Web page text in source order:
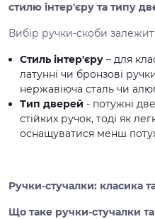
стилю інтер'єру та типу
Вибір ручки-скоби
Стиль інтер'єру – для
латунні чи бронзові
нержавіюча сталь чи
Тип дверей - потужні
стійких ручок, тоді як
оснащуватися менш
Ручки-стучалки: класика
Що таке ручки-стучалки та